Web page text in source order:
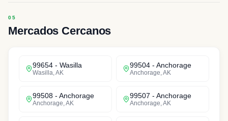
Mercados Cercanos
99654 - Wasilla
Wasilla AK
99504 - Anchorage
Anchorage AK
99508 - Anchorage
Anchorage AK
99507 - Anchorage
Anchorage AK